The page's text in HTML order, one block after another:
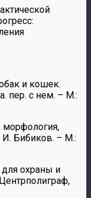
и кошек.
пер. с нем. – М.:
морфология,
И. Бибиков. – М.:
охраны и